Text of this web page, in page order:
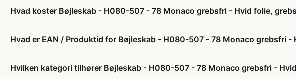
Hvad koster Bøjleskab - H080-507 - 78 Monaco grebsfri - Hvid folie,
Hvad er EAN / Produktid for Bøjleskab - H080-507 - 78 Monaco grebsfri -
Hvilken kategori tilhører Bøjleskab - H080-507 - 78 Monaco grebsfri -